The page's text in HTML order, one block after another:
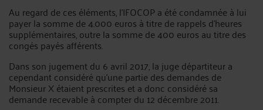
Au regard de ces éléments, l’IFOCOP a été condamnée à lui
payer la somme de 4.000 euros à titre de rappels d’heures
supplémentaires, outre la somme de 400 euros au titre des
congés payés afférents.
Dans son jugement du 6 avril 2017, la juge départiteur a
cependant considéré qu’une partie des demandes de
Monsieur X étaient prescrites et a donc considéré sa
demande recevable à compter du 12 décembre 2011.